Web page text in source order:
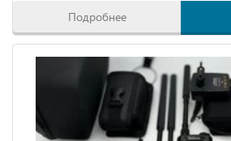
Подробнее